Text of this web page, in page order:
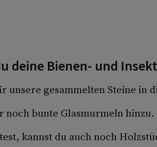
deine Bienen- und
unsere gesammelten Steine in
noch bunte Glasmurmeln hinzu.
kannst du auch noch